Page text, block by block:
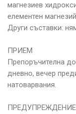
магнезиев
елементен
Други съставки:
ПРИЕМ
Препоръчителна
дневно, вечер
натоварвания.
ПРЕДУПРЕЖДЕНИЕ: